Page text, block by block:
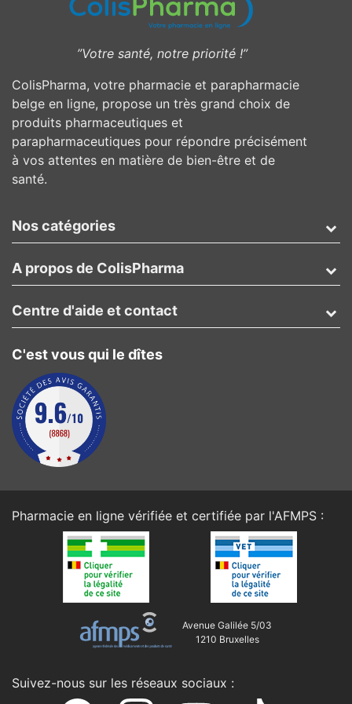
”Votre santé, notre priorité !”
ColisPharma, votre pharmacie et parapharmacie
belge en ligne, propose un très grand choix de
produits pharmaceutiques et
parapharmaceutiques pour répondre précisément
à vos attentes en matière de bien-être et de
santé.
Nos catégories
A propos de ColisPharma
C'est vous qui le dîtes
Centre d'aide et contact
Pharmacie en ligne vérifiée et certifiée par l'AFMPS :
Avenue Galilée 5/03
1210 Bruxelles
Suivez-nous sur les réseaux sociaux :